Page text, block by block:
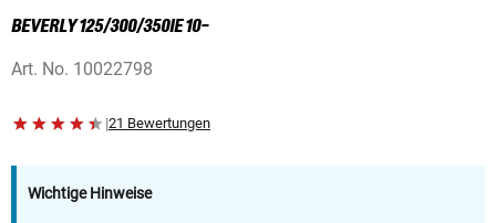
BEVERLY 125/300/350IE 10-
Art. No. 10022798
|21 Bewertungen
Wichtige Hinweise